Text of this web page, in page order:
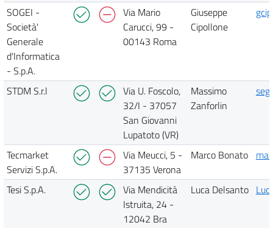
SOGEI -
Società'
Generale
d'Informatica
- S.p.A.
Via Mario
Carucci, 99 -
00143 Roma
Giuseppe
Cipollone
STDM S.r.l
Via U. Foscolo,
32/I - 37057
San Giovanni
Lupatoto (VR)
Massimo
Zanforlin
Tecmarket
Servizi S.p.A.
Via Meucci, 5 -
37135 Verona
Marco Bonato
Tesi S.p.A.
Via Mendicità
Istruita, 24 -
12042 Bra
Luca Delsanto